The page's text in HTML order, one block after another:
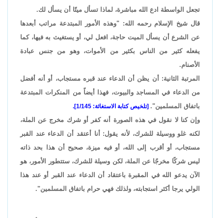
تجعل الواسطة ادع الله مباشرة، لماذا تسأل ميتًا أن يسأل لك.
قال شيخ الإسلام رحمه الله: "وهذه الأمور المبتدعة مراتب أبعدها
عن الشرع أن يسأل الميت حاجة، افعل لي، أو يستغيث به فيها، كما
يفعله كثير من الناس بكثير من الأموات، وهو من جنس عبادة
الأصنام.
المرتبة الثانية: أن يظن أن الدعاء عند قبره مستجاب، أو أنه أفضل
من الدعاء في المساجد والبيوت، فهذا أيضاً من المنكرات المبتدعة
باتفاق المسلمين". [تلخيص كتابة الاستغاثة: 1/145].
وإن كنا لا نقول في هذه الصورة أنه كفر أو شرك مخرج عن الملة،
لكنه غلو ووسيلة للشرك، لأنه يقول: أنا أعتقد أن الدعاء عند القبر
مستجاب، أو أقرب إلى الله، أو فيه ميزة، صحيح أن هذا بحد ذاته
ليس شركًا مخرجًا عن الملة، لكن وسيلة للشرك، ستتطور الأمور، هو
الآن يدعو الله في المقبرة باعتقاد أن الدعاء عند القبر أو عند هذا
الولي يرجا أكثر استجابته، ولذلك فهي حرام باتفاق المسلمين".